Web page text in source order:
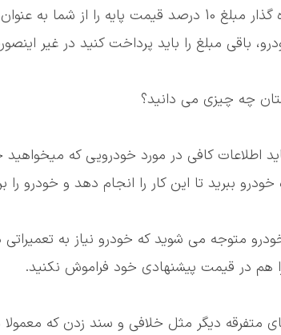
معمولا ارگان مزایده گذار مبلغ 10 درصد قیمت
را باید پرداخت کنید در غیر اینصورت مبلغ 10 درصد به شما
چه چیزی می دانید؟
اطلاعات کافی در مورد خودرویی که
ببرید تا این کار را انجام دهد و خودرو را
متوجه می شوید که خودرو نیاز به تعمیراتی
هم در قیمت پیشنهادی خود فراموش نکنید.
متفرقه دیگر مثل خلافی و سند زدن که